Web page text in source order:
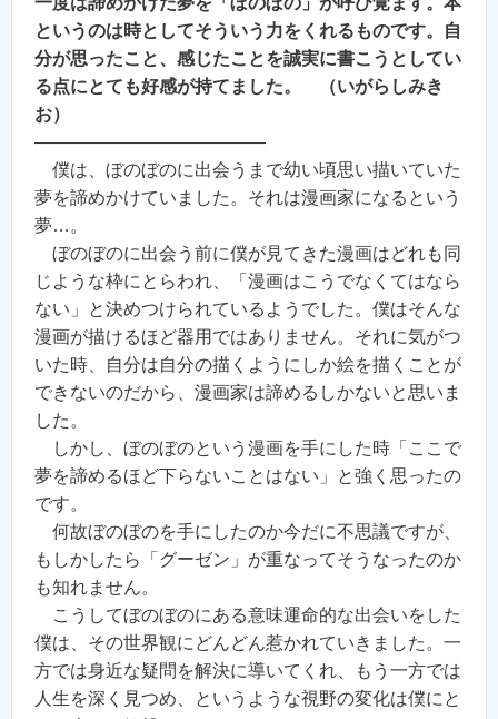
というのは時としてそういう力をくれるものです。自
分が思ったこと、感じたことを誠実に書こうとしてい
る点にとても好感が持てました。 （いがらしみき
お）
—————————————
僕は、ぼのぼのに出会うまで幼い頃思い描いていた
夢を諦めかけていました。それは漫画家になるという
夢…。
ぼのぼのに出会う前に僕が見てきた漫画はどれも同
じような枠にとらわれ、「漫画はこうでなくてはなら
ない」と決めつけられているようでした。僕はそんな
漫画が描けるほど器用ではありません。それに気がつ
いた時、自分は自分の描くようにしか絵を描くことが
できないのだから、漫画家は諦めるしかないと思いま
した。
しかし、ぼのぼのという漫画を手にした時「ここで
夢を諦めるほど下らないことはない」と強く思ったの
です。
何故ぼのぼのを手にしたのか今だに不思議ですが、
もしかしたら「グーゼン」が重なってそうなったのか
も知れません。
こうしてぼのぼのにある意味運命的な出会いをした
僕は、その世界観にどんどん惹かれていきました。一
方では身近な疑問を解決に導いてくれ、もう一方では
人生を深く見つめ、というような視野の変化は僕にと